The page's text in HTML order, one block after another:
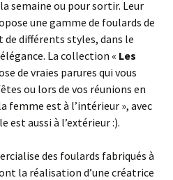
semaine ou pour sortir. Leur
une gamme de foulards de
différents styles, dans le
La collection « Les
de vraies parures qui vous
ou lors de vos réunions en
femme est à l’intérieur », avec
est aussi à l’extérieur :).
des foulards fabriqués à
la réalisation d’une créatrice